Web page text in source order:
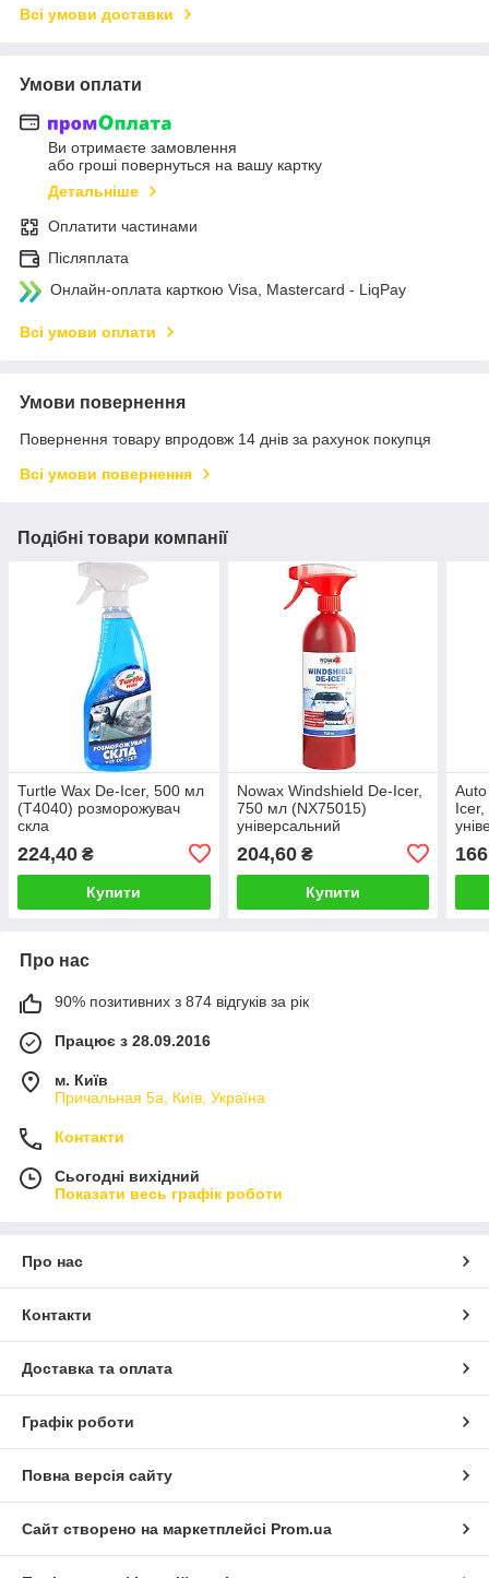
Всі умови доставки
Умови оплати
Ви отримаєте замовлення
або гроші повернуться на вашу картку
Детальніше
Оплатити частинами
Післяплата
Онлайн-оплата карткою Visa, Mastercard - LiqPay
Всі умови оплати
Умови повернення
Повернення товару впродовж 14 днів за рахунок покупця
Всі умови повернення
Подібні товари компанії
Turtle Wax De-Icer, 500 мл
(T4040) розморожувач
скла
224,40 ₴
Купити
Nowax Windshield De-Icer,
750 мл (NX75015)
універсальний
204,60₴
Купити
Про нас
90% позитивних з 874 відгуків за рік
Працює з 28.09.2016
м. Київ
Причальная 5а, Київ, Україна
Контакти
Сьогодні вихідний
Показати весь графік роботи
Про нас
Контакти
Доставка та оплата
Графік роботи
Повна версія сайту
Сайт створено на маркетплейсі Prom.ua